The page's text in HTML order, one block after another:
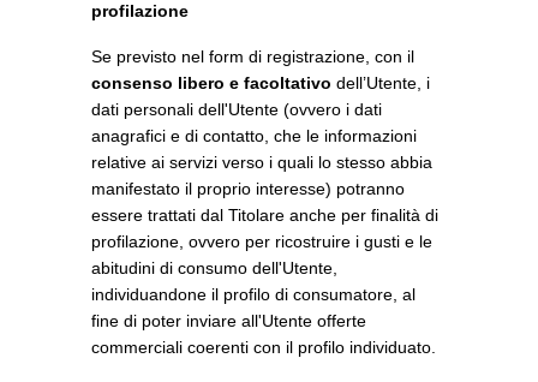
profilazione
Se previsto nel form di registrazione, con il
consenso libero e facoltativo dell’Utente, i
dati personali dell'Utente (ovvero i dati
anagrafici e di contatto, che le informazioni
relative ai servizi verso i quali lo stesso abbia
manifestato il proprio interesse) potranno
essere trattati dal Titolare anche per finalità di
profilazione, ovvero per ricostruire i gusti e le
abitudini di consumo dell'Utente,
individuandone il profilo di consumatore, al
fine di poter inviare all'Utente offerte
commerciali coerenti con il profilo individuato.